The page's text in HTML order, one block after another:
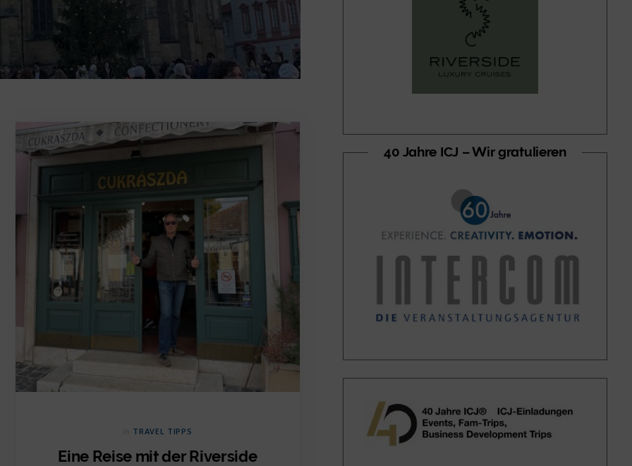
TRAVEL TIPPS
Eine Reise mit der Riverside
40 Jahre ICJ – Wir gratulieren